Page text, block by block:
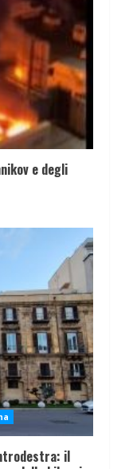
e degli
il